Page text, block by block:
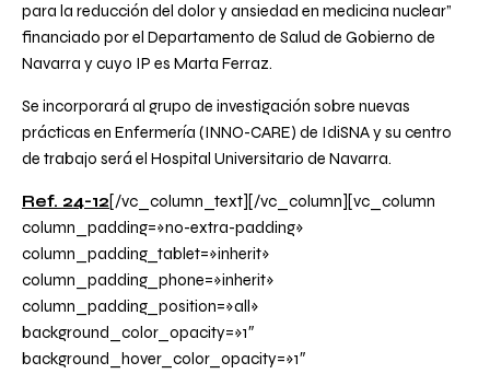
para la reducción del dolor y ansiedad en medicina nuclear”
financiado por el Departamento de Salud de Gobierno de
Navarra y cuyo IP es Marta Ferraz.
Se incorporará al grupo de investigación sobre nuevas
prácticas en Enfermería (INNO-CARE) de IdiSNA y su centro
de trabajo será el Hospital Universitario de Navarra.
Ref. 24-12[/vc_column_text][/vc_column][vc_column
column_padding=»no-extra-padding»
column_padding_tablet=»inherit»
column_padding_phone=»inherit»
column_padding_position=»all»
background_color_opacity=»1″
background_hover_color_opacity=»1″